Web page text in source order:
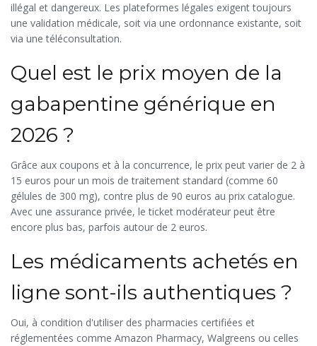
illégal et dangereux. Les plateformes légales exigent toujours
une validation médicale, soit via une ordonnance existante, soit
via une téléconsultation.
Quel est le prix moyen de la
gabapentine générique en
2026 ?
Grâce aux coupons et à la concurrence, le prix peut varier de 2 à
15 euros pour un mois de traitement standard (comme 60
gélules de 300 mg), contre plus de 90 euros au prix catalogue.
Avec une assurance privée, le ticket modérateur peut être
encore plus bas, parfois autour de 2 euros.
Les médicaments achetés en
ligne sont-ils authentiques ?
Oui, à condition d'utiliser des pharmacies certifiées et
réglementées comme Amazon Pharmacy, Walgreens ou celles